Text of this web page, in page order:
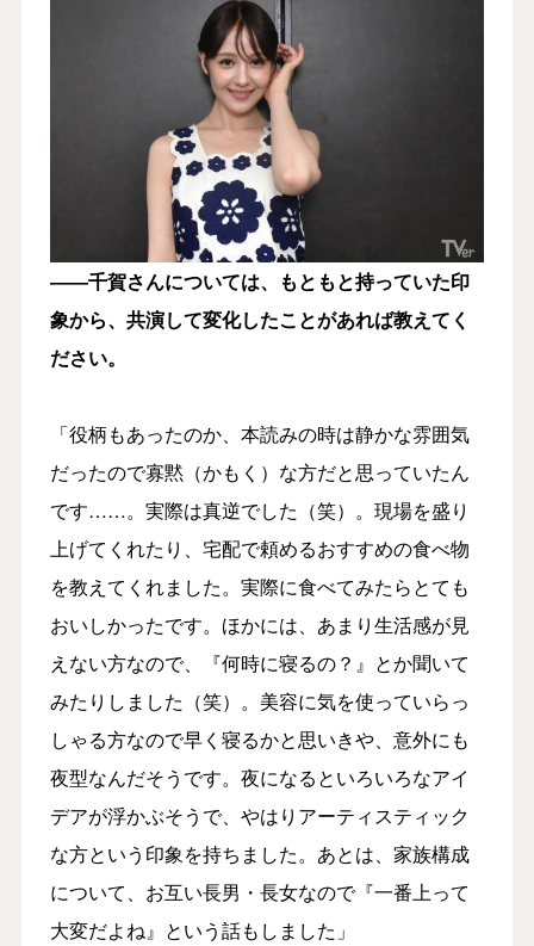
――千賀さんについては、もともと持っていた印
象から、共演して変化したことがあれば教えてく
ださい。
「役柄もあったのか、本読みの時は静かな雰囲気
だったので寡黙（かもく）な方だと思っていたん
です……。実際は真逆でした（笑）。現場を盛り
上げてくれたり、宅配で頼めるおすすめの食べ物
を教えてくれました。実際に食べてみたらとても
おいしかったです。ほかには、あまり生活感が見
えない方なので、『何時に寝るの？』とか聞いて
みたりしました（笑）。美容に気を使っていらっ
しゃる方なので早く寝るかと思いきや、意外にも
夜型なんだそうです。夜になるといろいろなアイ
デアが浮かぶそうで、やはりアーティスティック
な方という印象を持ちました。あとは、家族構成
について、お互い長男・長女なので『一番上って
大変だよね』という話もしました」